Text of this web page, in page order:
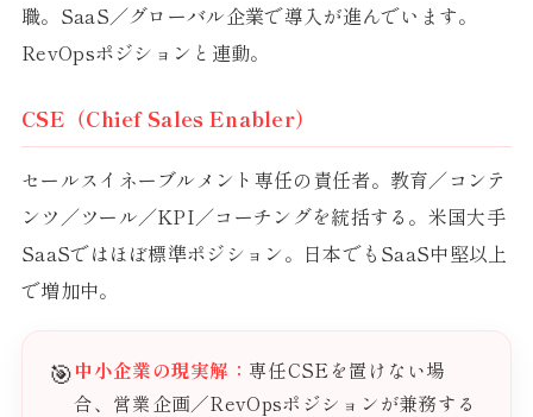
職。SaaS／グローバル企業で導入が進んでいます。
RevOpsポジションと連動。
CSE（Chief Sales Enabler）
セールスイネーブルメント専任の責任者。教育／コンテ
ンツ／ツール／KPI／コーチングを統括する。米国大手
SaaSではほぼ標準ポジション。日本でもSaaS中堅以上
で増加中。
🎯中小企業の現実解： 専任CSEを置けない場
合、営業企画／RevOpsポジションが兼務する